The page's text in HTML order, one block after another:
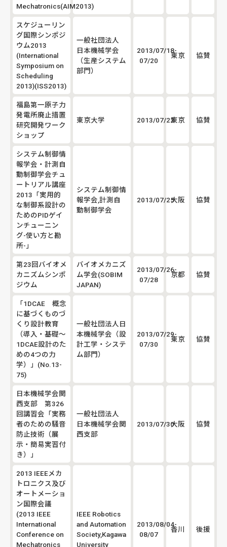
Mechatronics(AIM2013)
スケジューリン
グ国際シンポジ
ウム2013
(International
Symposium on
Scheduling
2013)(ISS2013)
一般社団法人
日本機械学会
（生産システム
部門）
2013/07/18-
07/20
東京 協賛
福島第一原子力
発電所廃止措置
研究開発ワーク
ショップ
東京大学 2013/07/22東京 協賛
システム制御情
報学会・計測自
動制御学会チュ
ートリアル講座
2013「実用的
な制御系設計の
ためのPIDゲイ
ンチューニン
グ-使い方と勘
所-」
システム制御情
報学会,計測自
動制御学会
2013/07/25大阪 協賛
第23回バイオメ
カニズムシンポ
ジウム
バイオメカニズ
ム学会(SOBIM
JAPAN)
2013/07/26-
07/28
京都 協賛
「1DCAE 概念
に基づくものづ
くり設計教育
（導入・基礎～
1DCAE設計のた
めの4つの力
学）」(No.13-
75)
一般社団法人日
本機械学会（設
計工学・システ
ム部門）
2013/07/29-
07/30
東京 協賛
日本機械学会関
西支部 第326
回講習会「実務
者のための騒音
防止技術（展
示・簡易実習付
き）」
一般社団法人
日本機械学会関
西支部
2013/07/30大阪 協賛
2013 IEEEメカ
トロニクス及び
オートメーショ
ン国際会議
(2013 IEEE
International
Conference on
Mechatronics
IEEE Robotics
and Automation
Society,Kagawa
University
2013/08/04-
08/07
香川 後援